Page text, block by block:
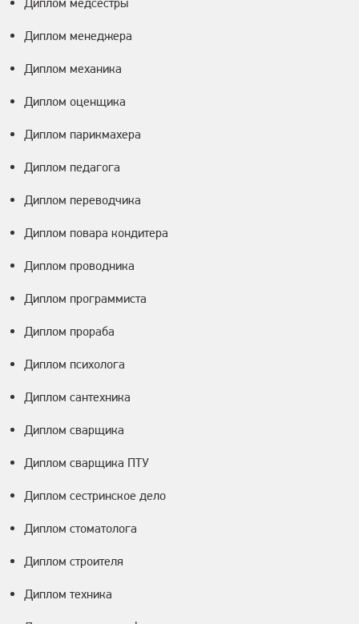
Диплом менеджера
Диплом механика
Диплом оценщика
Диплом парикмахера
Диплом педагога
Диплом переводчика
Диплом повара кондитера
Диплом проводника
Диплом программиста
Диплом прораба
Диплом психолога
Диплом сантехника
Диплом сварщика
Диплом сварщика ПТУ
Диплом сестринское дело
Диплом стоматолога
Диплом строителя
Диплом техника